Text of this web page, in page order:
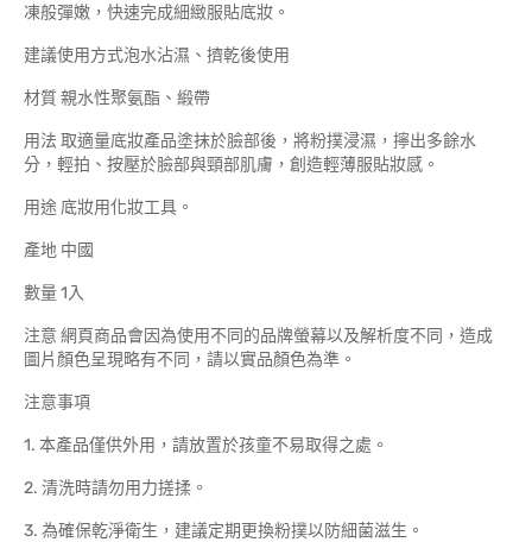
凍般彈嫩，快速完成細緻服貼底妝。
建議使用方式泡水沾濕、擠乾後使用
材質 親水性聚氨酯、緞帶
用法 取適量底妝產品塗抹於臉部後，將粉撲浸濕，擰出多餘水
分，輕拍、按壓於臉部與頸部肌膚，創造輕薄服貼妝感。
用途 底妝用化妝工具。
產地 中國
數量 1入
注意 網頁商品會因為使用不同的品牌螢幕以及解析度不同，造成
圖片顏色呈現略有不同，請以實品顏色為準。
注意事項
1. 本產品僅供外用，請放置於孩童不易取得之處。
2. 清洗時請勿用力搓揉。
3. 為確保乾淨衛生，建議定期更換粉撲以防細菌滋生。